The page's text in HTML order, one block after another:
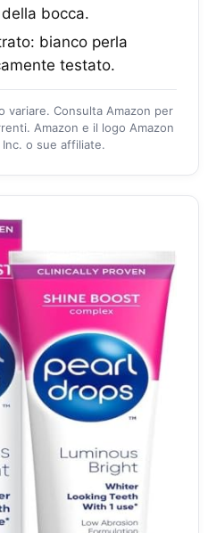
bocca.
bianco perla
testato.
variare. Consulta Amazon per
Amazon e il logo Amazon
o sue affiliate.